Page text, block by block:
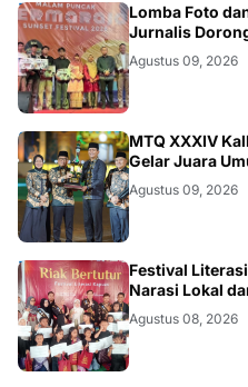
DAERAH
Lomba Foto
Jurnalis
Agustus 09, 2026
KALBAR
MTQ XXXIV
Gelar Juara
Agustus 09, 2026
DAERAH
Festival
Narasi Lokal
Agustus 08, 2026